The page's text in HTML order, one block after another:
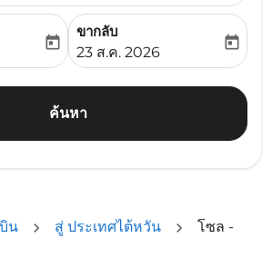
date-aria-label
today
ขากลับ
fc-booking-return-date-
23 ส.ค. 2026
today
ค้นหา
น สู่ ประเทศไต้หวัน
โซล -